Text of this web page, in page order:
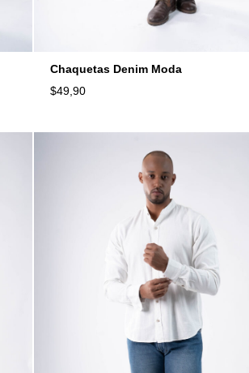
Chaquetas Denim Moda
$49,90